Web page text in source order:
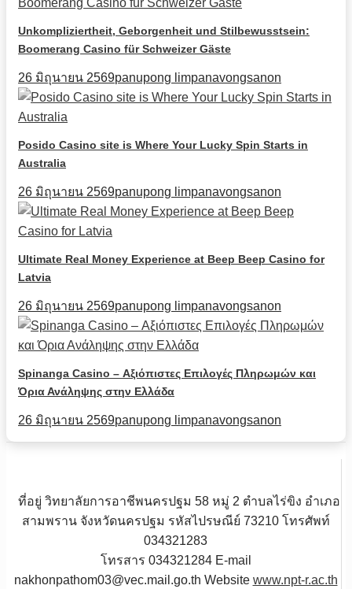
Unkompliziertheit, Geborgenheit und Stilbewusstsein:
Boomerang Casino für Schweizer Gäste
26 มิถุนายน 2569panupong limpanavongsanon
Posido Casino site is Where Your Lucky Spin Starts in
Australia
26 มิถุนายน 2569panupong limpanavongsanon
Ultimate Real Money Experience at Beep Beep Casino for
Latvia
26 มิถุนายน 2569panupong limpanavongsanon
Spinanga Casino – Αξιόπιστες Επιλογές Πληρωμών και
Όρια Ανάληψης στην Ελλάδα
26 มิถุนายน 2569panupong limpanavongsanon
ที่อยู่ วิทยาลัยการอาชีพนครปฐม 58 หมู่ 2 ตำบลไร่ขิง อำเภอ
สามพราน จังหวัดนครปฐม รหัสไปรษณีย์ 73210 โทรศัพท์
034321283
โทรสาร 034321284 E-mail
nakhonpathom03@vec.mail.go.th Website www.npt-r.ac.th